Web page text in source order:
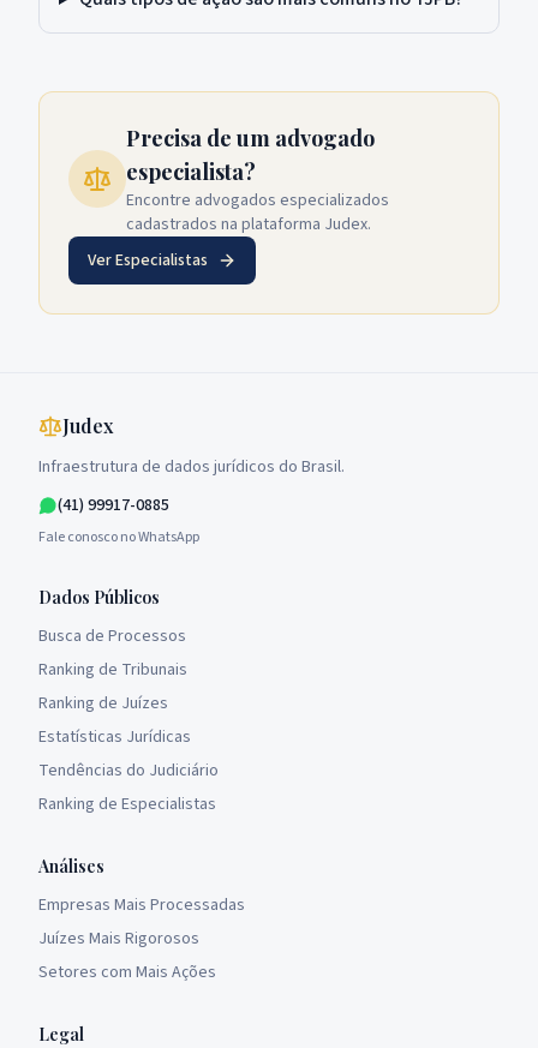
Precisa de um advogado
especialista?
Encontre advogados especializados
cadastrados na plataforma Judex.
Ver Especialistas
Judex
Infraestrutura de dados jurídicos do Brasil.
(41) 99917-0885
Fale conosco no WhatsApp
Dados Públicos
Busca de Processos
Ranking de Tribunais
Ranking de Juízes
Estatísticas Jurídicas
Tendências do Judiciário
Ranking de Especialistas
Análises
Empresas Mais Processadas
Juízes Mais Rigorosos
Setores com Mais Ações
Legal